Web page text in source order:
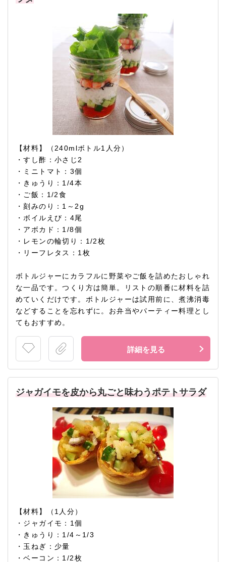
【材料】（240mlボトル1人分）
・すし酢：小さじ2
・ミニトマト：3個
・きゅうり：1/4本
・ご飯：1/2食
・刻みのり：1～2g
・ボイルえび：4尾
・アボカド：1/8個
・レモンの輪切り：1/2枚
・リーフレタス：1枚
ボトルジャーにカラフルに野菜やご飯を詰めたおしゃれ
な一品です。つくり方は簡単。リストの順番に材料を詰
めていくだけです。ボトルジャーは試用前に、煮沸消毒
などすることを忘れずに。お弁当やパーティー料理とし
てもおすすめ。
詳細を見る
ジャガイモを皮から丸ごと味わうポテトサラダ
【材料】（1人分）
・ジャガイモ：1個
・きゅうり：1/4～1/3
・玉ねぎ：少量
・ベーコン：1/2枚